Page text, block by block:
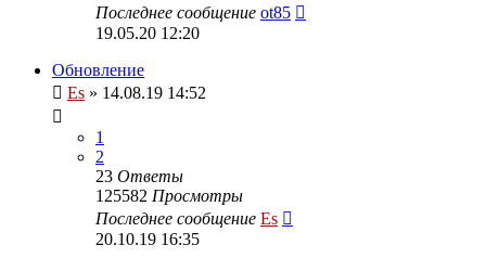
Последнее сообщение ot85
19.05.20 12:20
Обновление
Es » 14.08.19 14:52
1
2
23 Ответы
125582 Просмотры
Последнее сообщение Es
20.10.19 16:35